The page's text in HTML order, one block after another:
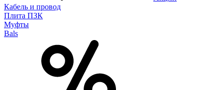
Кабель и провод
Плита ПЗК
Муфты
Bals